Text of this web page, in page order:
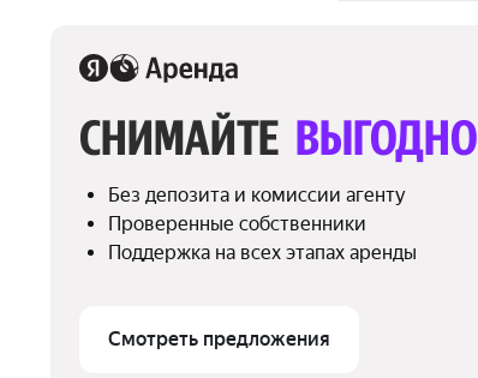
СНИМАЙТЕ ВЫГОДНО
Без депозита и комиссии агенту
Проверенные собственники
Поддержка на всех этапах аренды
Смотреть предложения